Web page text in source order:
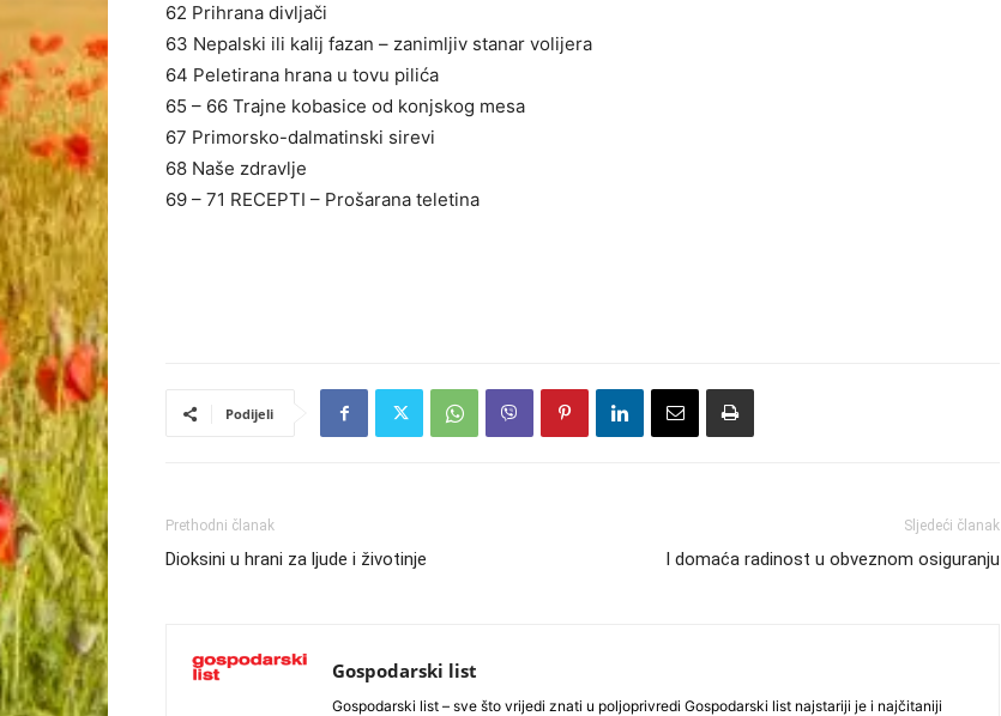
62 Prihrana divljači
63 Nepalski ili kalij fazan – zanimljiv stanar volijera
64 Peletirana hrana u tovu pilića
65 – 66 Trajne kobasice od konjskog mesa
67 Primorsko-dalmatinski sirevi
68 Naše zdravlje
69 – 71 RECEPTI – Prošarana teletina
Podijeli
Prethodni članak
Dioksini u hrani za ljude i životinje
Sljedeći članak
I domaća radinost u obveznom osiguranju
Gospodarski list
Gospodarski list – sve što vrijedi znati u poljoprivredi Gospodarski list najstariji je i najčitaniji